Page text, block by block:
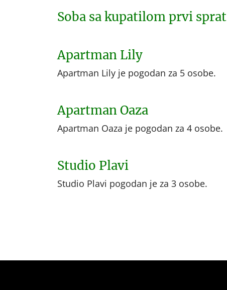
Soba sa kupatilom prvi sprat
Apartman Lily
Apartman Lily je pogodan za 5 osobe.
Apartman Oaza
Apartman Oaza je pogodan za 4 osobe.
Studio Plavi
Studio Plavi pogodan je za 3 osobe.